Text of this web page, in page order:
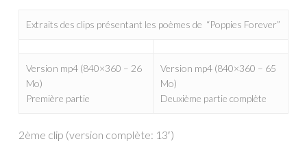
Extraits des clips présentant les poèmes de “Poppies Forever”
Version mp4 (840×360 – 26
Mo)
Première partie
Version mp4 (840×360 – 65
Mo)
Deuxième partie complète
2ème clip (version complète: 13′)